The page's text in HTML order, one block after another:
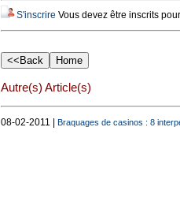
S'inscrire Vous devez être inscrits
Autre(s) Article(s)
08-02-2011 | Braquages de casinos : 8